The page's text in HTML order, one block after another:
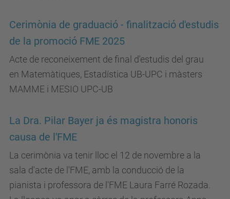
Cerimònia de graduació - finalització d'estudis
de la promoció FME 2025
Acte de reconeixement de final d'estudis del grau
en Matemàtiques, Estadística UB-UPC i màsters
MAMME i MESIO UPC-UB
La Dra. Pilar Bayer ja és magistra honoris
causa de l'FME
La cerimònia va tenir lloc el 12 de novembre a la
sala d'acte de l'FME, amb la conducció de la
pianista i professora de l'FME Laura Farré Rozada.